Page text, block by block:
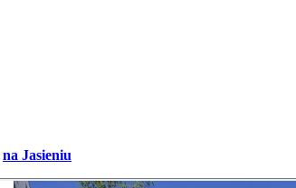
na Jasieniu